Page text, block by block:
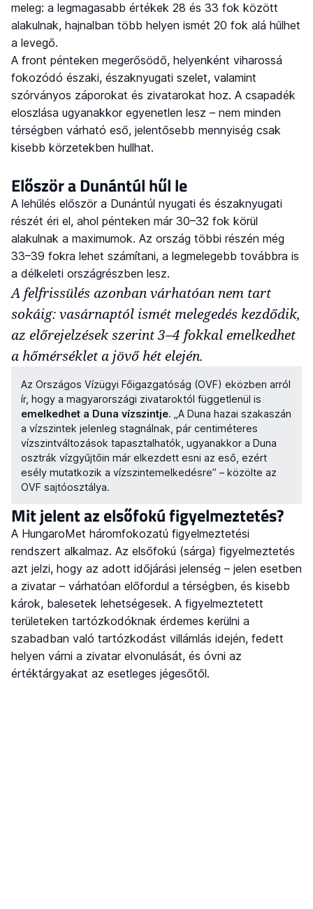
meleg: a legmagasabb értékek 28 és 33 fok között
alakulnak, hajnalban több helyen ismét 20 fok alá hűlhet
a levegő.
A front pénteken megerősödő, helyenként viharossá
fokozódó északi, északnyugati szelet, valamint
szórványos záporokat és zivatarokat hoz. A csapadék
eloszlása ugyanakkor egyenetlen lesz – nem minden
térségben várható eső, jelentősebb mennyiség csak
kisebb körzetekben hullhat.
Először a Dunántúl hűl le
A lehűlés először a Dunántúl nyugati és északnyugati
részét éri el, ahol pénteken már 30–32 fok körül
alakulnak a maximumok. Az ország többi részén még
33–39 fokra lehet számítani, a legmelegebb továbbra is
a délkeleti országrészben lesz.
A felfrissülés azonban várhatóan nem tart
sokáig: vasárnaptól ismét melegedés kezdődik,
az előrejelzések szerint 3–4 fokkal emelkedhet
a hőmérséklet a jövő hét elején.
Az Országos Vízügyi Főigazgatóság (OVF) eközben arról
ír, hogy a magyarországi zivataroktól függetlenül is
emelkedhet a Duna vízszintje. „A Duna hazai szakaszán
a vízszintek jelenleg stagnálnak, pár centiméteres
vízszintváltozások tapasztalhatók, ugyanakkor a Duna
osztrák vízgyűjtőin már elkezdett esni az eső, ezért
esély mutatkozik a vízszintemelkedésre” – közölte az
OVF sajtóosztálya.
Mit jelent az elsőfokú figyelmeztetés?
A HungaroMet háromfokozatú figyelmeztetési
rendszert alkalmaz. Az elsőfokú (sárga) figyelmeztetés
azt jelzi, hogy az adott időjárási jelenség – jelen esetben
a zivatar – várhatóan előfordul a térségben, és kisebb
károk, balesetek lehetségesek. A figyelmeztetett
területeken tartózkodóknak érdemes kerülni a
szabadban való tartózkodást villámlás idején, fedett
helyen várni a zivatar elvonulását, és óvni az
értéktárgyakat az esetleges jégesőtől.